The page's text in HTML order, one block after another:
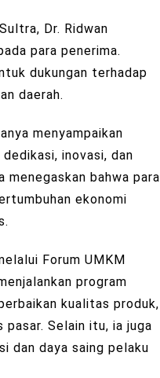
Dr. Ridwan
para penerima.
dukungan terhadap
daerah.
menyampaikan
inovasi, dan
bahwa para
ekonomi
Forum UMKM
program
kualitas produk,
Selain itu, ia juga
dan daya saing pelaku